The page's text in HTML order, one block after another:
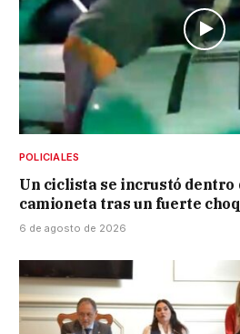
POLICIALES
Un ciclista se incrustó dentro
camioneta tras un fuerte
6 de agosto de 2026